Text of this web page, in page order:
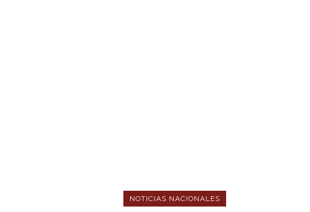
NOTICIAS NACIONALES